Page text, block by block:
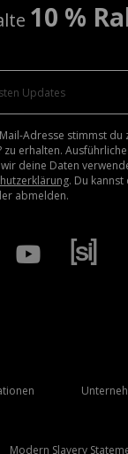
10 %
Adresse stimmst du
erhalten. Ausführliche
deine Daten
. Du kannst
abmelden.
Modern Slavery